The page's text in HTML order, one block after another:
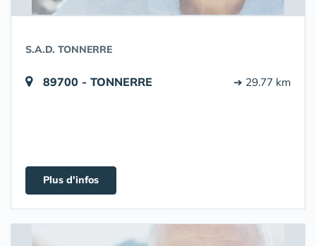
S.A.D. TONNERRE
89700 - TONNERRE ➔ 29.77 km
Plus d'infos